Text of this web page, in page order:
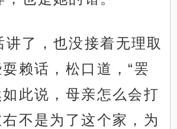
讲了，也没接着无理取
赖话，松口道，“罢
此说，母亲怎么会打
不是为了这个家，为